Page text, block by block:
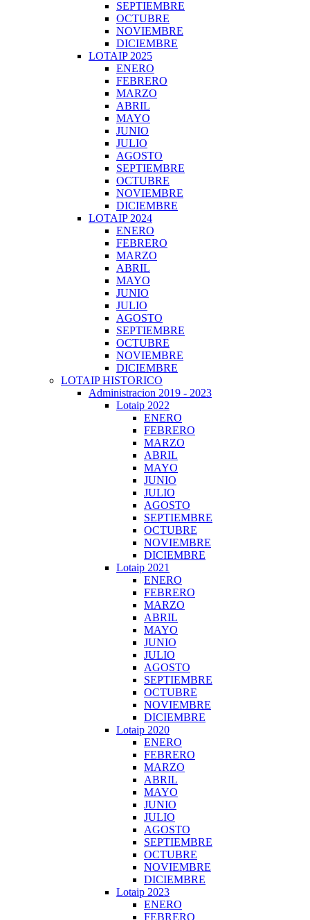
SEPTIEMBRE
OCTUBRE
NOVIEMBRE
DICIEMBRE
LOTAIP 2025
ENERO
FEBRERO
MARZO
ABRIL
MAYO
JUNIO
JULIO
AGOSTO
SEPTIEMBRE
OCTUBRE
NOVIEMBRE
DICIEMBRE
LOTAIP 2024
ENERO
FEBRERO
MARZO
ABRIL
MAYO
JUNIO
JULIO
AGOSTO
SEPTIEMBRE
OCTUBRE
NOVIEMBRE
DICIEMBRE
LOTAIP HISTORICO
Administracion 2019 - 2023
Lotaip 2022
ENERO
FEBRERO
MARZO
ABRIL
MAYO
JUNIO
JULIO
AGOSTO
SEPTIEMBRE
OCTUBRE
NOVIEMBRE
DICIEMBRE
Lotaip 2021
ENERO
FEBRERO
MARZO
ABRIL
MAYO
JUNIO
JULIO
AGOSTO
SEPTIEMBRE
OCTUBRE
NOVIEMBRE
DICIEMBRE
Lotaip 2020
ENERO
FEBRERO
MARZO
ABRIL
MAYO
JUNIO
JULIO
AGOSTO
SEPTIEMBRE
OCTUBRE
NOVIEMBRE
DICIEMBRE
Lotaip 2023
ENERO
FEBRERO